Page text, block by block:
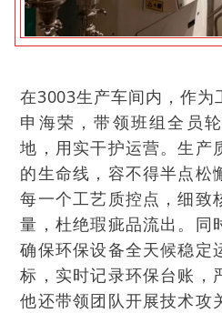
在3003生产车间内，作为
申海荣，带领班组全员
地，用实干护运营。生产
的生命线，容不得半点松
每一个工艺质控点，细致
量，杜绝瑕疵品流出。同
确保环保设备全天候稳定
标，实时记录环保台账，
他还带领团队开展技术攻